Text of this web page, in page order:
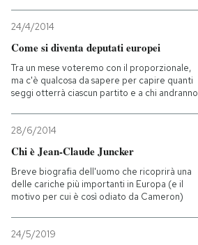
24/4/2014
Come si diventa deputati europei
Tra un mese voteremo con il proporzionale,
ma c'è qualcosa da sapere per capire quanti
seggi otterrà ciascun partito e a chi andranno
28/6/2014
Chi è Jean-Claude Juncker
Breve biografia dell'uomo che ricoprirà una
delle cariche più importanti in Europa (e il
motivo per cui è così odiato da Cameron)
24/5/2019